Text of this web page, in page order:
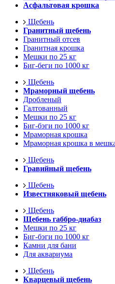
Асфальтовая крошка
Щебень
Гранитный щебень
Гранитный отсев
Гранитная крошка
Мешки по 25 кг
Биг-беги по 1000 кг
Щебень
Мраморный щебень
Дробленый
Галтованный
Мешки по 25 кг
Биг-бэги по 1000 кг
Мраморная крошка
Мраморная крошка в
Щебень
Гравийный щебень
Щебень
Известняковый щебень
Щебень
Щебень габбро-диабаз
Мешки по 25 кг
Биг-бэги по 1000 кг
Камни для бани
Для аквариума
Щебень
Кварцевый щебень